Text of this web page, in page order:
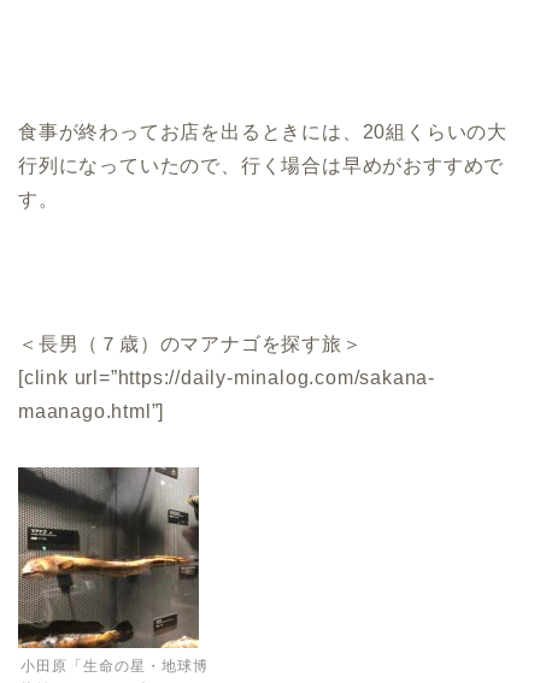
食事が終わってお店を出るときには、20組くらいの大
行列になっていたので、行く場合は早めがおすすめで
す。
＜長男（７歳）のマアナゴを探す旅＞
[clink url=”https://daily-minalog.com/sakana-
maanago.html”]
小田原「生命の星・地球博